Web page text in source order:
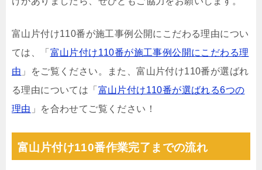
富山片付け110番が施工事例公開にこだわる理由につい
ては、「 富山片付け110番が施工事例公開にこだわる理
由 」をご覧ください。また、富山片付け110番が選ばれ
る理由については「 富山片付け110番が選ばれる6つの
理由 」を合わせてご覧ください！
富山片付け110番作業完了までの流れ